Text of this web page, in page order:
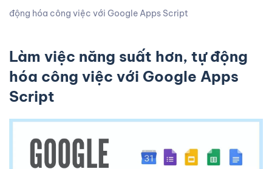
động hóa công việc với Google Apps Script
Làm việc năng suất hơn, tự động
hóa công việc với Google Apps
Script